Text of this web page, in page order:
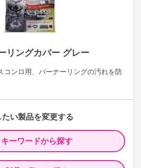
リングカバー グレー
コンロ用、バーナーリングの汚れを防
たい製品を変更する
キーワードから探す